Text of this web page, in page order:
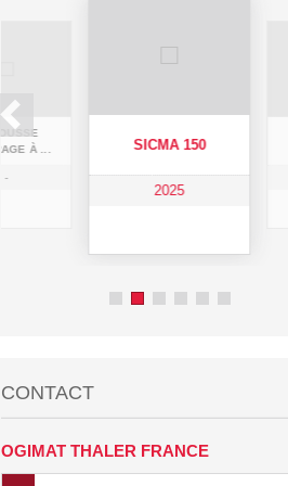
À ...
-
SICMA 150
2025
CONTACT
OGIMAT THALER FRANCE